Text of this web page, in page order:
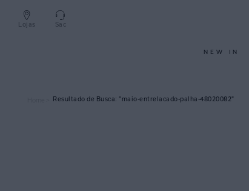
Lojas Sac
NEW IN
maio-entrelacado-palha-48020082